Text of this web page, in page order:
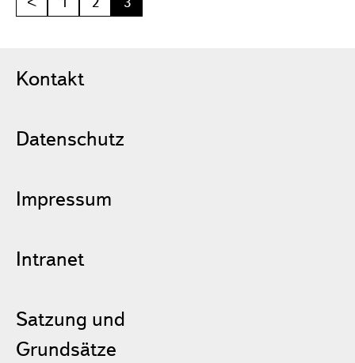
Kontakt
Datenschutz
Impressum
Intranet
Satzung und
Grundsätze